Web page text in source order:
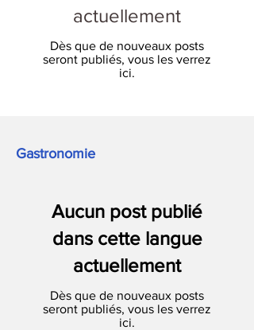
actuellement
Dès que de nouveaux posts
seront publiés, vous les verrez
ici.
Gastronomie
Aucun post publié
dans cette langue
actuellement
Dès que de nouveaux posts
seront publiés, vous les verrez
ici.